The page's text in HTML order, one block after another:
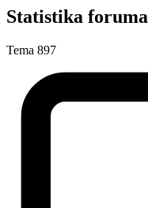
Statistika foruma
Tema 897